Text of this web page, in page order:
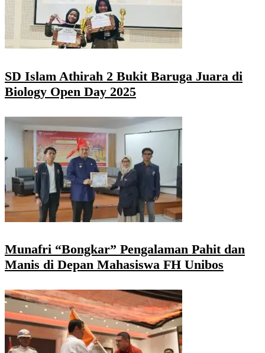
SD Islam Athirah 2 Bukit Baruga Juara di
Biology Open Day 2025
Munafri “Bongkar” Pengalaman Pahit dan
Manis di Depan Mahasiswa FH Unibos